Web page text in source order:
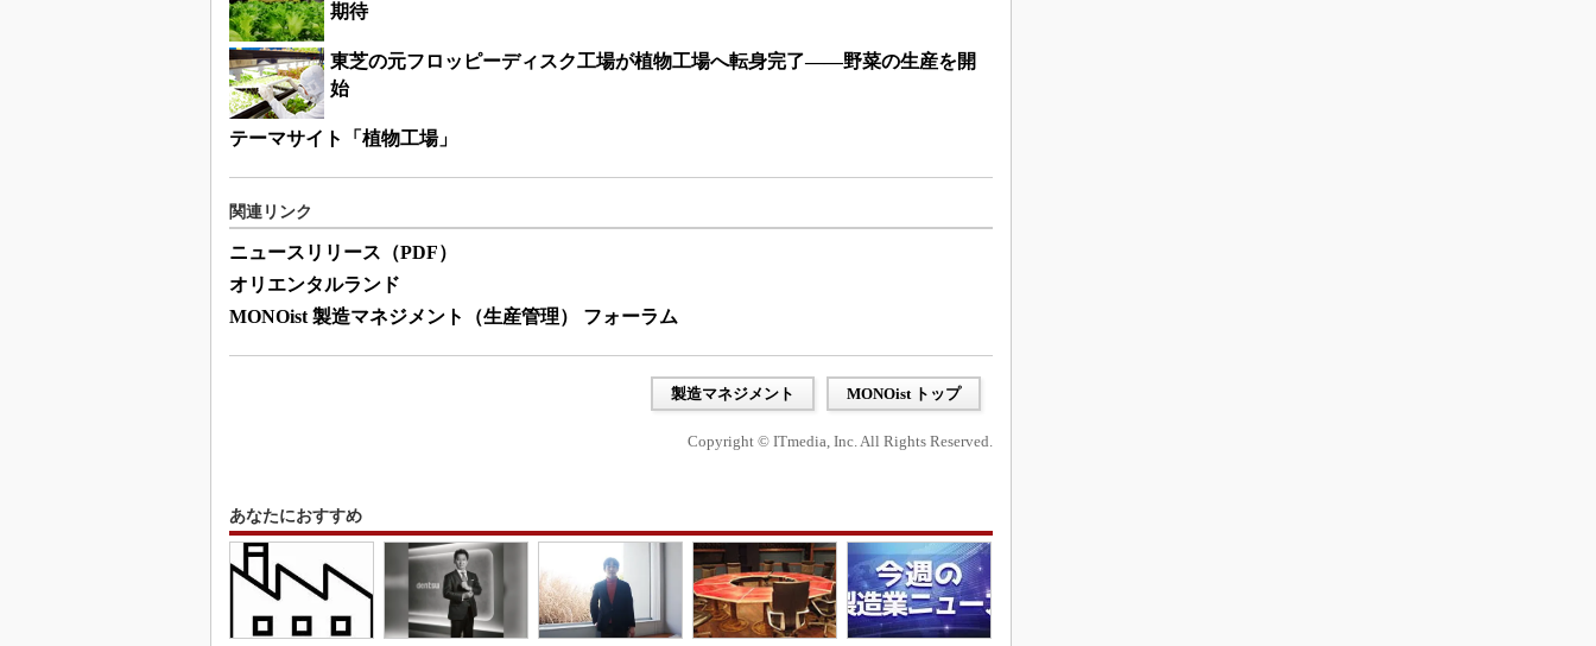
期待
東芝の元フロッピーディスク工場が植物工場へ転身完了――野菜の生産を開
始
テーマサイト「植物工場」
関連リンク
ニュースリリース（PDF）
オリエンタルランド
MONOist 製造マネジメント（生産管理） フォーラム
製造マネジメント MONOist トップ
Copyright © ITmedia, Inc. All Rights Reserved.
あなたにおすすめ